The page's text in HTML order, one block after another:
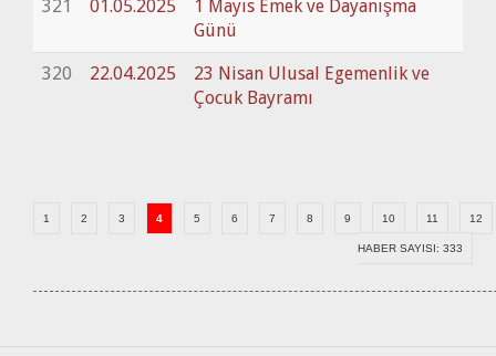
321 01.05.2025
1 Mayıs Emek ve Dayanışma
Günü
320 22.04.2025
23 Nisan Ulusal Egemenlik ve
Çocuk Bayramı
1 2 3 4 5 6 7 8 9 10 11 12
HABER SAYISI: 333